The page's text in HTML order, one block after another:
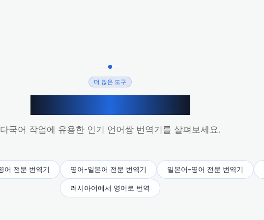
더 많은 도구
다국어 작업에 유용한 인기 언어쌍 번역기를 살펴보세요.
어 전문 번역기 영어-일본어 전문 번역기 일본어-영어 전문 번역기
러시아어에서 영어로 번역